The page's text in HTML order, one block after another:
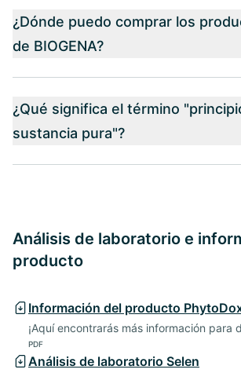
¿Dónde puedo comprar los
de BIOGENA?
¿Qué significa el término
sustancia pura"?
Análisis de laboratorio e
producto
Información del producto
¡Aquí encontrarás más información para
PDF
Análisis de laboratorio Selen